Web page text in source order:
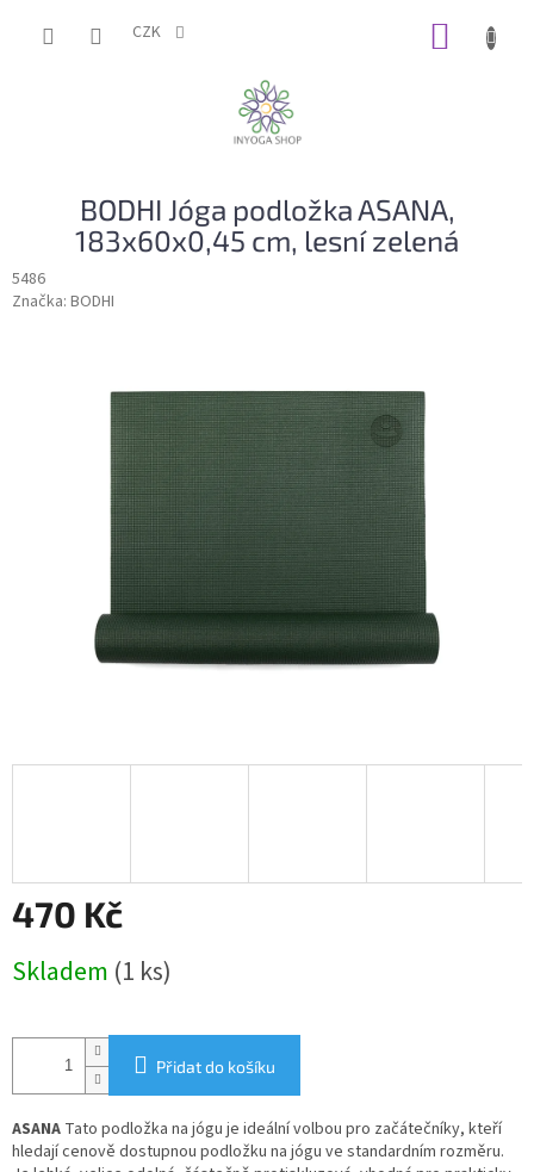
CZK
BODHI Jóga podložka ASANA,
183x60x0,45 cm, lesní zelená
5486
Značka: BODHI
470 Kč
cena:
Skladem (1 ks)
Přidat do košíku
ASANA Tato podložka na jógu je ideální volbou pro začátečníky, kteří
hledají cenově dostupnou podložku na jógu ve standardním rozměru.